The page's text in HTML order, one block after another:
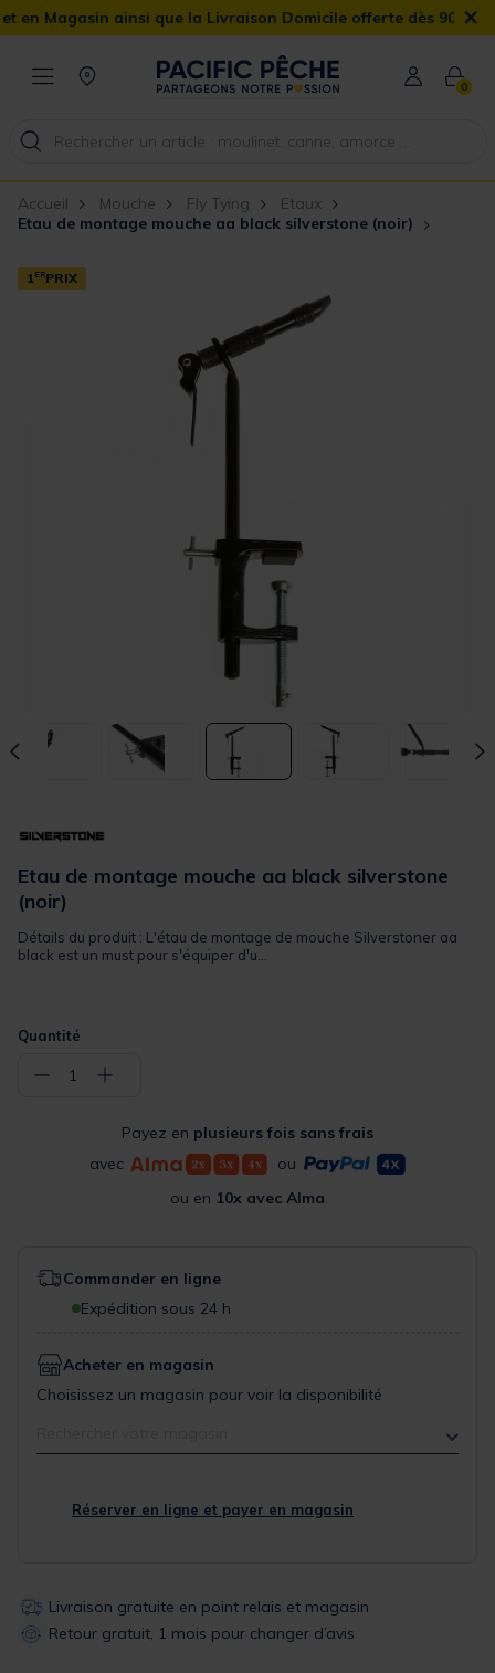
ainsi que la Livraison Domicile offerte dès 90€ ×
0
Accueil Mouche Fly Tying
Etaux
Etau de montage mouche aa black silverstone (noir)
1 ERPRIX
Etau de montage mouche aa black silverstone
(noir)
Détails du produit : L'étau de montage de mouche Silverstoner aa
black est un must pour s'équiper d'u...
Quantité
− 1 +
Payez en plusieurs fois sans frais
avec
ou
ou en 10x avec Alma
Commander en ligne
Expédition sous 24 h
Acheter en magasin
Choisissez un magasin pour voir la disponibilité
Réserver en ligne et payer en magasin
Livraison gratuite en point relais et magasin
Retour gratuit, 1 mois pour changer d’avis